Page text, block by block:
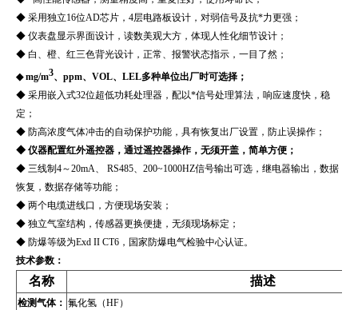
◆ 采用独立16位AD芯片，4层电路板设计，对弱信号及抗*力更强；
◆ 仪表盘显示界面设计，读数美观大方，体现人性化细节设计；
◆ 白、橙、红三色背光设计，正常、报警状态指示，一目了然；
◆ mg/m3、ppm、VOL、LEL多种单位出厂时可选择；
◆ 采用嵌入式32位超低功耗处理器，配以*信号处理算法，响应速度快，稳
定；
◆ 防高浓度气体冲击的自动保护功能，具有恢复出厂设置，防止误操作；
◆ 仪器配置红外遥控器，通过遥控器操作，无须开盖，简单方便；
◆ 三线制4～20mA、 RS485、200~1000HZ信号输出可选，继电器输出，数据
恢复，数据存储等功能；
◆ 两个电缆进线口，方便现场安装；
◆ 独立气室结构，传感器更换便捷，无须现场标定；
◆ 防爆等级为Exd II CT6，国家防爆电气检验中心认证。
技术参数：
名称 描述
检测气体： 氟化氢（HF）